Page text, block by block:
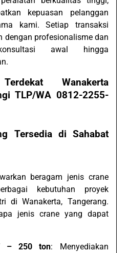
kepuasan pelanggan
kami. Setiap transaksi
dengan profesionalisme dan
awal hingga
Wanakerta
TLP/WA 0812-2255-
Tersedia di Sahabat
beragam jenis crane
kebutuhan proyek
di Wanakerta, Tangerang.
jenis crane yang dapat
– 250 ton: Menyediakan